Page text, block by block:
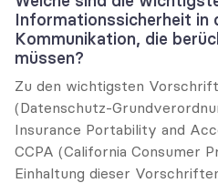
Informationssicherheit in
Kommunikation, die
müssen?
Zu den wichtigsten
(Datenschutz-
Insurance Portability and
CCPA (California Consumer
Einhaltung dieser